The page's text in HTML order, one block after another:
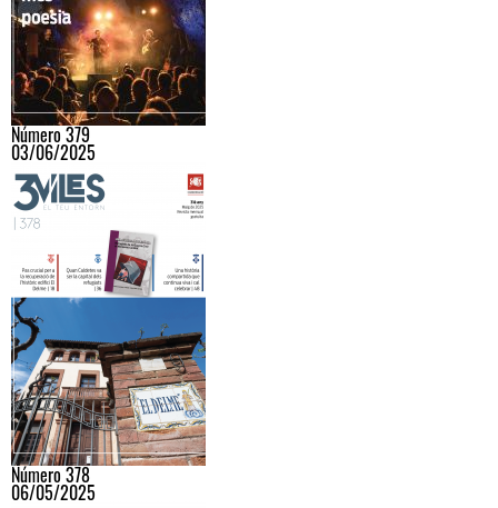
Número 379
03/06/2025
Número 378
06/05/2025